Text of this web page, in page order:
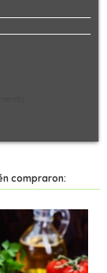
compraron: